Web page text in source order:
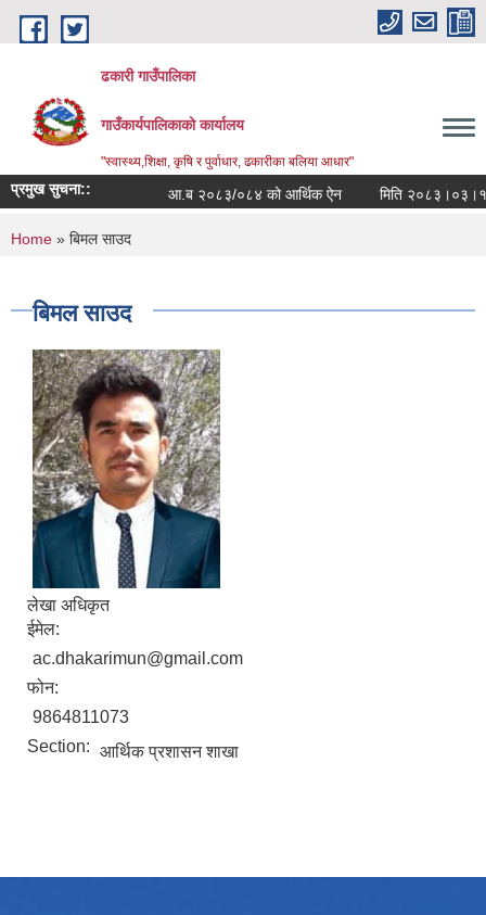
Skip to main content
ढकारी गाउँपालिका
गाउँकार्यपालिकाको कार्यालय
"स्वास्थ्य,शिक्षा, कृषि र पुर्वाधार, ढकारीका बलिया आधार"
प्रमुख सुचना:: आ.ब २०८३/०८४ को आर्थिक ऐन
You are here
Home » बिमल साउद
बिमल साउद
लेखा अधिकृत
ईमेल:
ac.dhakarimun@gmail.com
फोन:
9864811073
Section: आर्थिक प्रशासन शाखा